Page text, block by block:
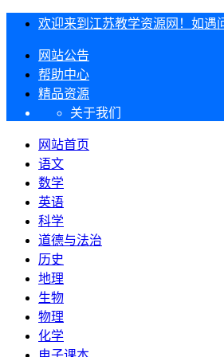
欢迎来到江苏教学资源网！如遇
网站公告
帮助中心
精品资源
关于我们
网站首页
语文
数学
英语
科学
道德与法治
历史
地理
生物
物理
化学